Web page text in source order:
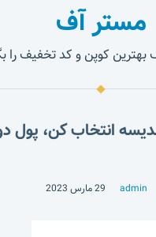
مستر آف
بهترین کوپن و کد تخفیف را
انتخاب کن، پول
admin 29 مارس 2023